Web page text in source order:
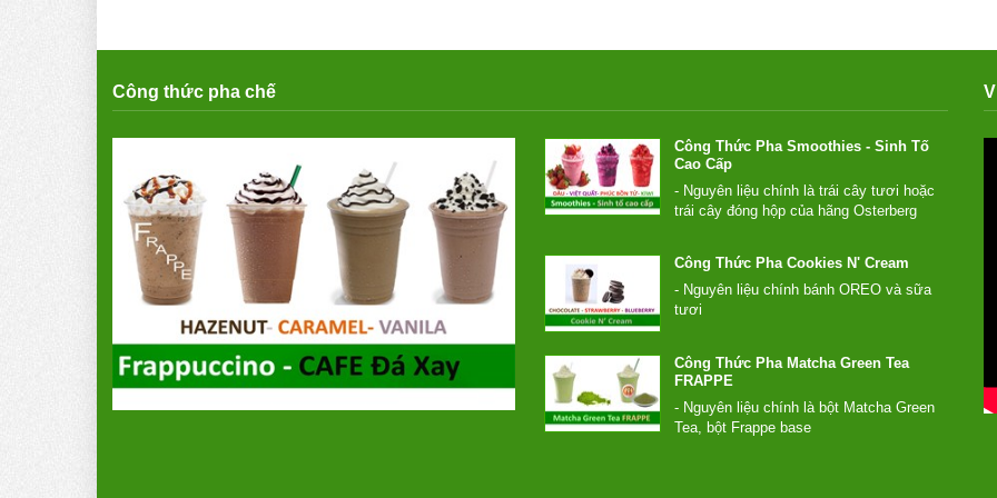
Công thức pha chế
Công Thức Pha Smoothies - Sinh Tố
Cao Cấp
- Nguyên liệu chính là trái cây tươi hoặc
trái cây đóng hộp của hãng Osterberg
nhuyễn với đá...
Công Thức Pha Cookies N' Cream
- Nguyên liệu chính bánh OREO và sữa
tươi
- Dùng máy xay sinh tố công nghiệp xay
nhuyễn với đá.
- Chúng ta sẽ có được...
Công Thức Pha Matcha Green Tea
FRAPPE
- Nguyên liệu chính là bột Matcha Green
Tea, bột Frappe base